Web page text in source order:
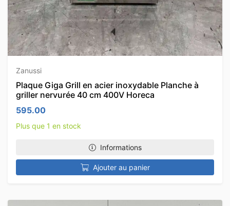
Zanussi
Plaque Giga Grill en acier inoxydable Planche à
griller nervurée 40 cm 400V Horeca
595.00
Plus que 1 en stock
Informations
Ajouter au panier